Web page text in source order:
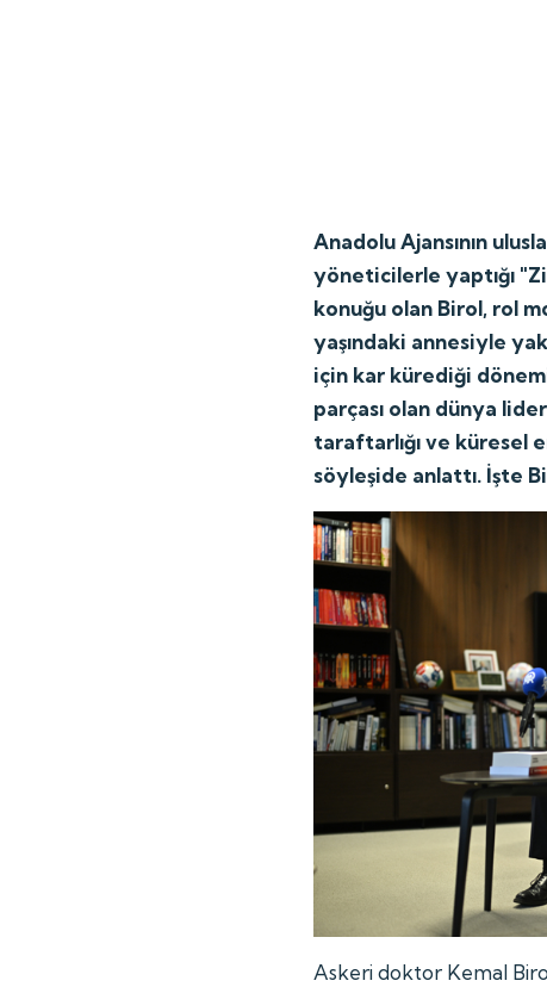
Anadolu Ajansının
yöneticilerle yaptığı
konuğu olan Birol, rol
yaşındaki annesiyle
için kar kürediği
parçası olan dünya
taraftarlığı ve küresel
söyleşide anlattı. İşte
Askeri doktor Kemal